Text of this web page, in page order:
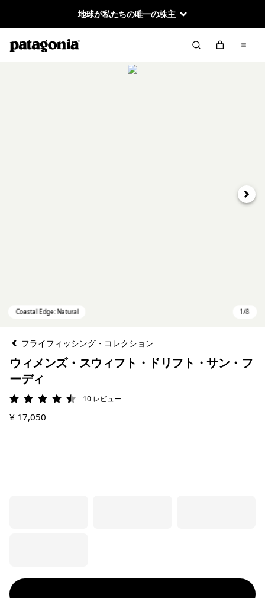
地球が私たちの唯一の株主
次へ
フライフィッシング・コレクション
ウィメンズ・スウィフト・ドリフト・サン・フ
ーディ
評価: 4.5 / 5
10 レビュー
¥ 17,050